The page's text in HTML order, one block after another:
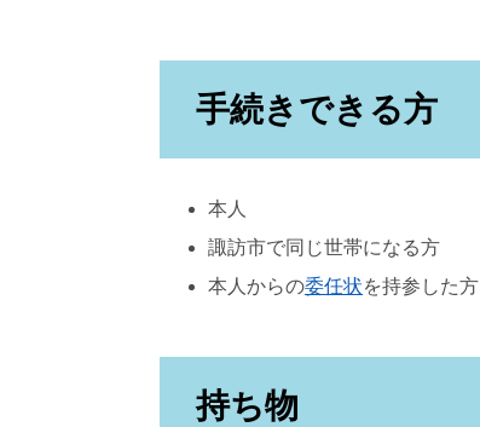
手続きできる方
本人
諏訪市で同じ世帯になる方
本人からの委任状を持参した方
持ち物